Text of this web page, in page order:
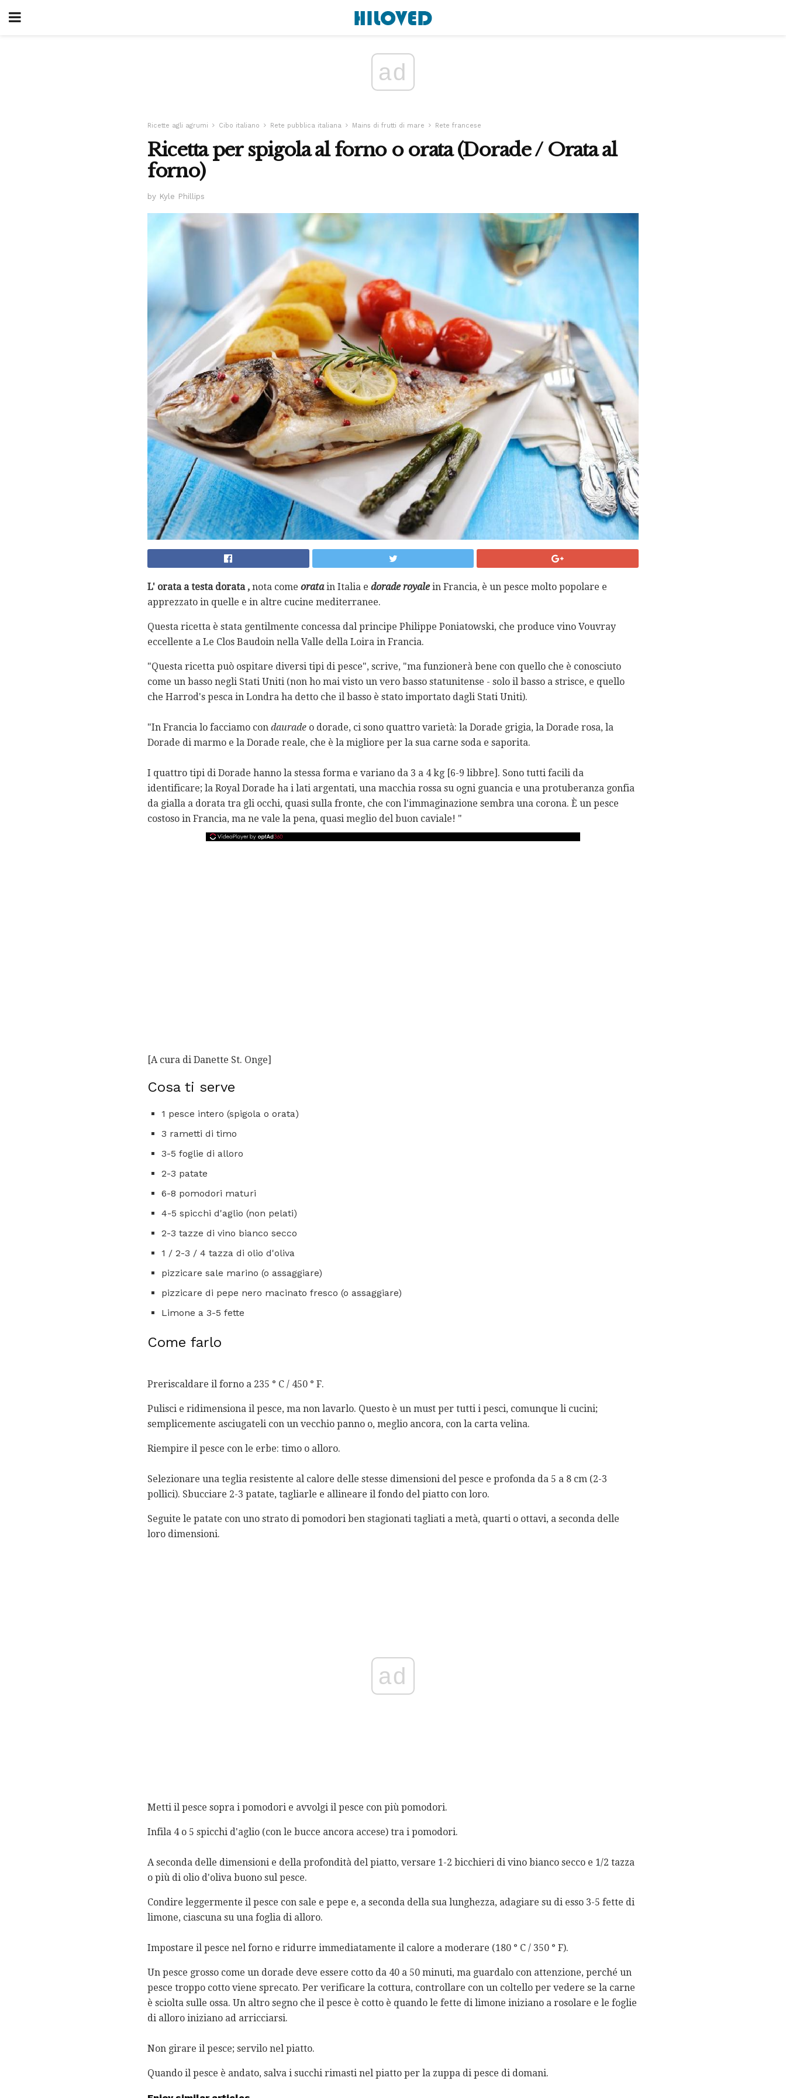
ad
Ricette agli agrumi Cibo italiano Rete pubblica italiana Mains di frutti di mare Rete francese
Ricetta per spigola al forno o orata (Dorade / Orata al
forno)
by Kyle Phillips
L' orata a testa dorata , nota come oratain Italia e dorade royalein Francia, è un pesce molto popolare e
apprezzato in quelle e in altre cucine mediterranee.
Questa ricetta è stata gentilmente concessa dal principe Philippe Poniatowski, che produce vino Vouvray
eccellente a Le Clos Baudoin nella Valle della Loira in Francia.
"Questa ricetta può ospitare diversi tipi di pesce", scrive, "ma funzionerà bene con quello che è conosciuto
come un basso negli Stati Uniti (non ho mai visto un vero basso statunitense - solo il basso a strisce, e quello
che Harrod's pesca in Londra ha detto che il basso è stato importato dagli Stati Uniti).
"In Francia lo facciamo con daurade o dorade, ci sono quattro varietà: la Dorade grigia, la Dorade rosa, la
Dorade di marmo e la Dorade reale, che è la migliore per la sua carne soda e saporita.
I quattro tipi di Dorade hanno la stessa forma e variano da 3 a 4 kg [6-9 libbre]. Sono tutti facili da
identificare; la Royal Dorade ha i lati argentati, una macchia rossa su ogni guancia e una protuberanza gonfia
da gialla a dorata tra gli occhi, quasi sulla fronte, che con l'immaginazione sembra una corona. È un pesce
costoso in Francia, ma ne vale la pena, quasi meglio del buon caviale! "
[A cura di Danette St. Onge]
Cosa ti serve
1 pesce intero (spigola o orata)
3 rametti di timo
3-5 foglie di alloro
2-3 patate
6-8 pomodori maturi
4-5 spicchi d'aglio (non pelati)
2-3 tazze di vino bianco secco
1 / 2-3 / 4 tazza di olio d'oliva
pizzicare sale marino (o assaggiare)
pizzicare di pepe nero macinato fresco (o assaggiare)
Limone a 3-5 fette
Come farlo
Preriscaldare il forno a 235 ° C / 450 ° F.
Pulisci e ridimensiona il pesce, ma non lavarlo. Questo è un must per tutti i pesci, comunque li cucini;
semplicemente asciugateli con un vecchio panno o, meglio ancora, con la carta velina.
Riempire il pesce con le erbe: timo o alloro.
Selezionare una teglia resistente al calore delle stesse dimensioni del pesce e profonda da 5 a 8 cm (2-3
pollici). Sbucciare 2-3 patate, tagliarle e allineare il fondo del piatto con loro.
Seguite le patate con uno strato di pomodori ben stagionati tagliati a metà, quarti o ottavi, a seconda delle
loro dimensioni.
ad
Metti il ​​pesce sopra i pomodori e avvolgi il pesce con più pomodori.
Infila 4 o 5 spicchi d'aglio (con le bucce ancora accese) tra i pomodori.
A seconda delle dimensioni e della profondità del piatto, versare 1-2 bicchieri di vino bianco secco e 1/2 tazza
o più di olio d'oliva buono sul pesce.
Condire leggermente il pesce con sale e pepe e, a seconda della sua lunghezza, adagiare su di esso 3-5 fette di
limone, ciascuna su una foglia di alloro.
Impostare il pesce nel forno e ridurre immediatamente il calore a moderare (180 ° C / 350 ° F).
Un pesce grosso come un dorade deve essere cotto da 40 a 50 minuti, ma guardalo con attenzione, perché un
pesce troppo cotto viene sprecato. Per verificare la cottura, controllare con un coltello per vedere se la carne
è sciolta sulle ossa. Un altro segno che il pesce è cotto è quando le fette di limone iniziano a rosolare e le foglie
di alloro iniziano ad arricciarsi.
Non girare il pesce; servilo nel piatto.
Quando il pesce è andato, salva i succhi rimasti nel piatto per la zuppa di pesce di domani.